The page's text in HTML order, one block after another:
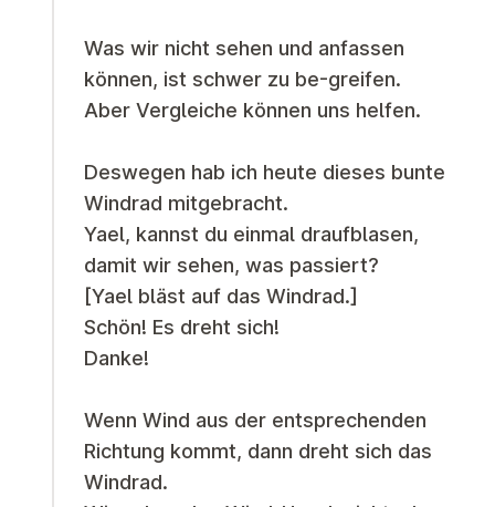
Was wir nicht sehen und anfassen
können, ist schwer zu be-greifen.
Aber Vergleiche können uns helfen.
Deswegen hab ich heute dieses bunte
Windrad mitgebracht.
Yael, kannst du einmal draufblasen,
damit wir sehen, was passiert?
[Yael bläst auf das Windrad.]
Schön! Es dreht sich!
Danke!
Wenn Wind aus der entsprechenden
Richtung kommt, dann dreht sich das
Windrad.